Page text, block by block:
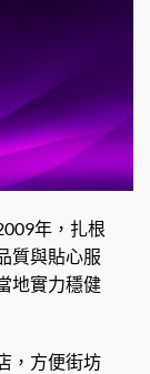
年，扎根
質與貼心服
地實力穩健
，方便街坊